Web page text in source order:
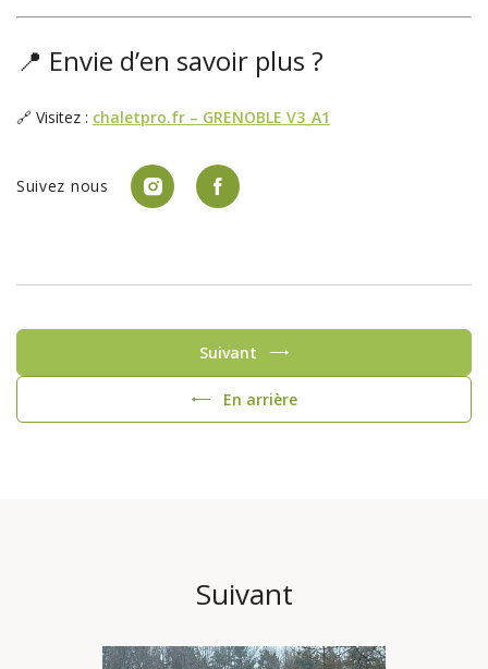
📍 Envie d’en savoir plus ?
🔗 Visitez : chaletpro.fr – GRENOBLE V3_A1
Suivez nous
En arrière
Suivant
Suivant